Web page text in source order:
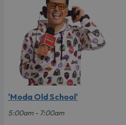
'Moda Old School'
5:00am - 7:00am